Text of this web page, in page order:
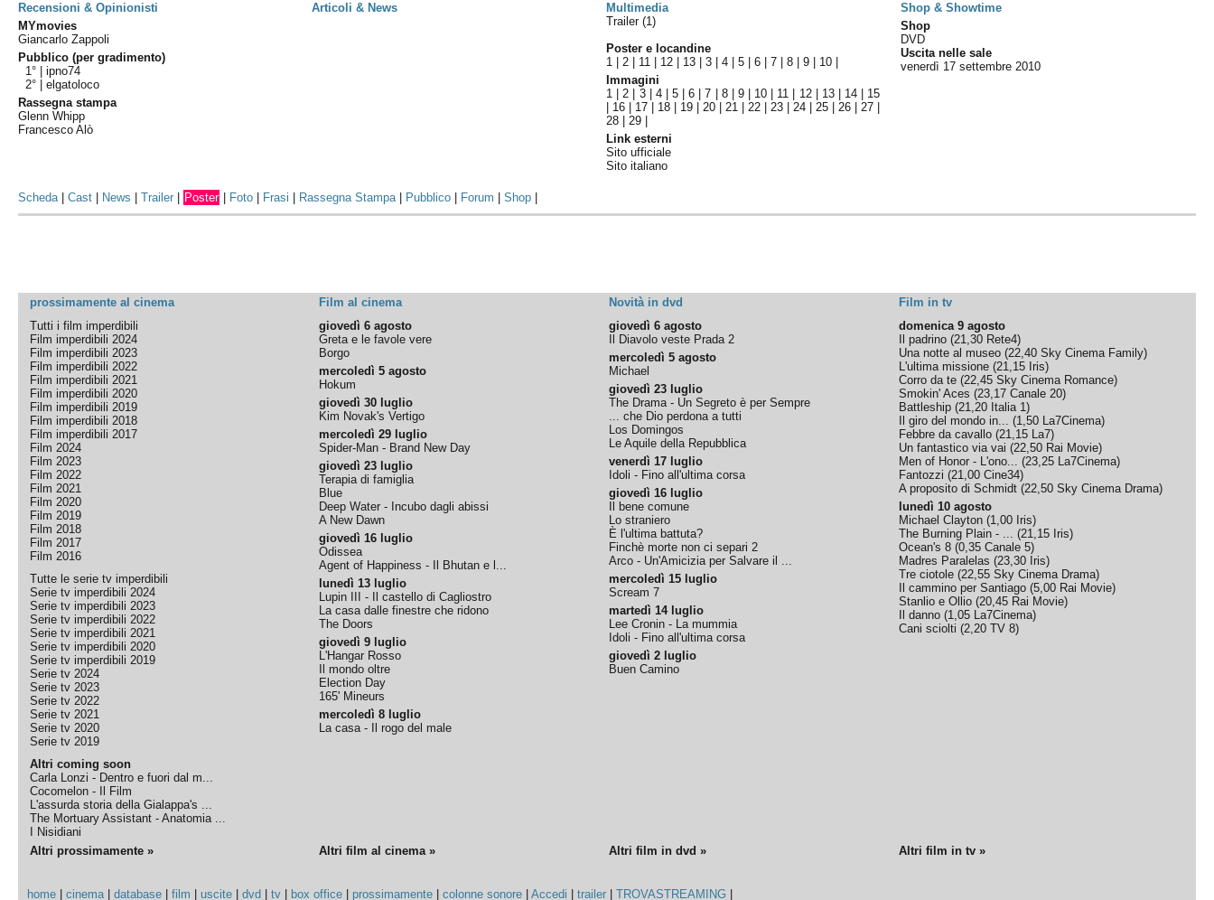
Recensioni & Opinionisti
Articoli & News Multimedia
Shop & Showtime
MYmovies
Giancarlo Zappoli
Pubblico (per gradimento)
1° |ipno74
2° |elgatoloco
Rassegna stampa
Glenn Whipp
Francesco Alò
Trailer (1)
Poster e locandine
1 |2 11 12 13 |3 |4 |5 |6 |7 |8 |9 10
Immagini
1 |2 3| 4|5 |6 |7 8| 9| 10 11 12| 13| 14
15
16 17 18 19 |20 |21 |22 |23 |24 |25 |26 |27
28 |29
Link esterni
Sito ufficiale
Sito italiano
Shop
DVD
Uscita nelle sale
venerdì 17 settembre 2010
Scheda|Cast News |Trailer Poster Foto Frasi Rassegna Stampa| Pubblico Forum |Shop
prossimamente al cinema Film al cinema Novità in dvd
Film in tv
Tutti i film imperdibili
Film imperdibili 2024
Film imperdibili 2023
Film imperdibili 2022
Film imperdibili 2021
Film imperdibili 2020
Film imperdibili 2019
Film imperdibili 2018
Film imperdibili 2017
Film 2024
Film 2023
Film 2022
Film 2021
Film 2020
Film 2019
Film 2018
Film 2017
Film 2016
Tutte le serie tv imperdibili
Serie tv imperdibili 2024
Serie tv imperdibili 2023
Serie tv imperdibili 2022
Serie tv imperdibili 2021
Serie tv imperdibili 2020
Serie tv imperdibili 2019
Serie tv 2024
Serie tv 2023
Serie tv 2022
Serie tv 2021
Serie tv 2020
Serie tv 2019
Altri coming soon
Carla Lonzi - Dentro e fuori dal m...
Cocomelon - Il Film
L'assurda storia della Gialappa's ...
The Mortuary Assistant - Anatomia ...
I Nisidiani
giovedì 6 agosto
Greta e le favole vere
Borgo
mercoledì 5 agosto
Hokum
giovedì 30 luglio
Kim Novak's Vertigo
mercoledì 29 luglio
Spider-Man - Brand New Day
giovedì 23 luglio
Terapia di famiglia
Blue
Deep Water - Incubo dagli abissi
A New Dawn
giovedì 16 luglio
Odissea
Agent of Happiness - Il Bhutan e l...
lunedì 13 luglio
Lupin III - Il castello di Cagliostro
La casa dalle finestre che ridono
The Doors
giovedì 9 luglio
L'Hangar Rosso
Il mondo oltre
Election Day
165' Mineurs
mercoledì 8 luglio
La casa - Il rogo del male
giovedì 6 agosto
Il Diavolo veste Prada 2
mercoledì 5 agosto
Michael
giovedì 23 luglio
The Drama - Un Segreto è per Sempre
... che Dio perdona a tutti
Los Domingos
Le Aquile della Repubblica
venerdì 17 luglio
Idoli - Fino all'ultima corsa
giovedì 16 luglio
Il bene comune
Lo straniero
È l'ultima battuta?
Finchè morte non ci separi 2
Arco - Un'Amicizia per Salvare il ...
mercoledì 15 luglio
Scream 7
martedì 14 luglio
Lee Cronin - La mummia
Idoli - Fino all'ultima corsa
giovedì 2 luglio
Buen Camino
domenica 9 agosto
Il padrino (21,30 Rete4)
Una notte al museo (22,40 Sky Cinema Family)
L'ultima missione (21,15 Iris)
Corro da te (22,45 Sky Cinema Romance)
Smokin' Aces (23,17 Canale 20)
Battleship (21,20 Italia 1)
Il giro del mondo in... (1,50 La7Cinema)
Febbre da cavallo (21,15 La7)
Un fantastico via vai (22,50 Rai Movie)
Men of Honor - L'ono... (23,25 La7Cinema)
Fantozzi (21,00 Cine34)
A proposito di Schmidt (22,50 Sky Cinema Drama)
lunedì 10 agosto
Michael Clayton (1,00 Iris)
The Burning Plain - ... (21,15 Iris)
Ocean's 8 (0,35 Canale 5)
Madres Paralelas (23,30 Iris)
Tre ciotole (22,55 Sky Cinema Drama)
Il cammino per Santiago (5,00 Rai Movie)
Stanlio e Ollio (20,45 Rai Movie)
Il danno (1,05 La7Cinema)
Cani sciolti (2,20 TV 8)
Altri prossimamente » Altri film al cinema » Altri film in dvd » Altri film in tv »
home |cinema|database |film |uscite |dvd |tv box office prossimamente |colonne sonore |Accedi |trailer |TROVASTREAMING